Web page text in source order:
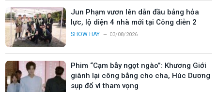
Jun Phạm vươn lên dẫn đầu bảng hỏa
lực, lộ diện 4 nhà mới tại Công diễn 2
SHOW HAY 03/08/2026
Phim “Cạm bẫy ngọt ngào”: Khương Giới
giành lại công bằng cho cha, Húc Dương
sụp đổ vì tham vọng